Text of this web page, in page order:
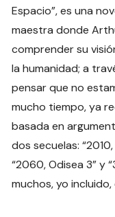
Espacio”, es una
maestra donde
comprender su
la humanidad; a
pensar que no
mucho tiempo, ya
basada en
dos secuelas:
“2060, Odisea 3” y
muchos, yo incluido,